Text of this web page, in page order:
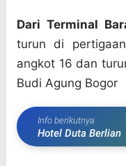
Dari Terminal
turun di
angkot 16 dan
Budi Agung Bogor
Info berikutnya
Hotel Duta Berlian